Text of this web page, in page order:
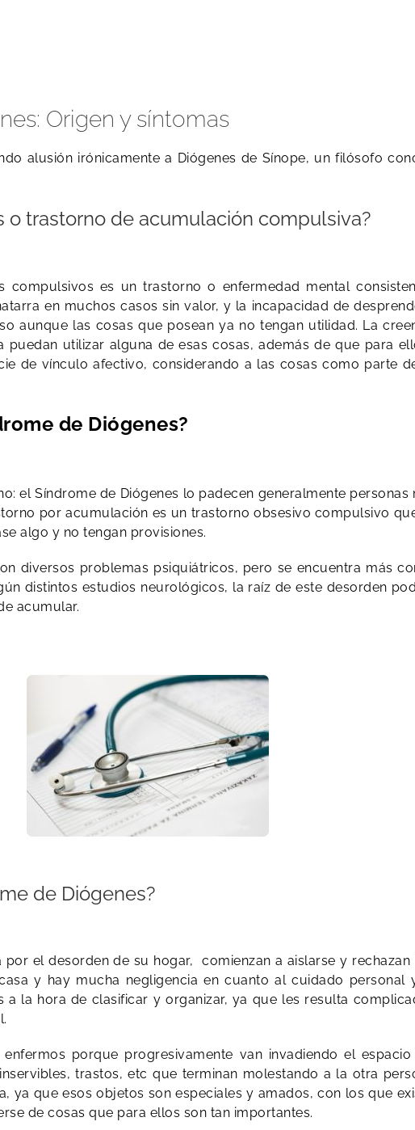
Origen y síntomas
alusión irónicamente a Diógenes de Sínope, un filósofo
o trastorno de acumulación compulsiva?
compulsivos es un trastorno o enfermedad mental
en muchos casos sin valor, y la incapacidad de
aunque las cosas que posean ya no tengan utilidad. La
utilizar alguna de esas cosas, además de que para
de vínculo afectivo, considerando a las cosas como parte
de Diógenes?
el Síndrome de Diógenes lo padecen generalmente
por acumulación es un trastorno obsesivo compulsivo
algo y no tengan provisiones.
diversos problemas psiquiátricos, pero se encuentra más
distintos estudios neurológicos, la raíz de este desorden
acumular.
de Diógenes?
el desorden de su hogar, comienzan a aislarse y
y hay mucha negligencia en cuanto al cuidado personal
la hora de clasificar y organizar, ya que les resulta
porque progresivamente van invadiendo el
trastos, etc que terminan molestando a la otra
ya que esos objetos son especiales y amados, con los que
de cosas que para ellos son tan importantes.